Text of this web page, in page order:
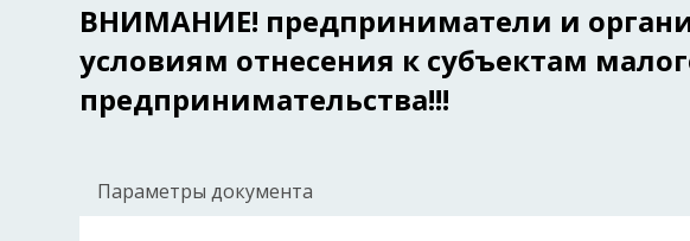
ВНИМАНИЕ! предприниматели и
условиям отнесения к субъектам
предпринимательства!!!
Параметры документа